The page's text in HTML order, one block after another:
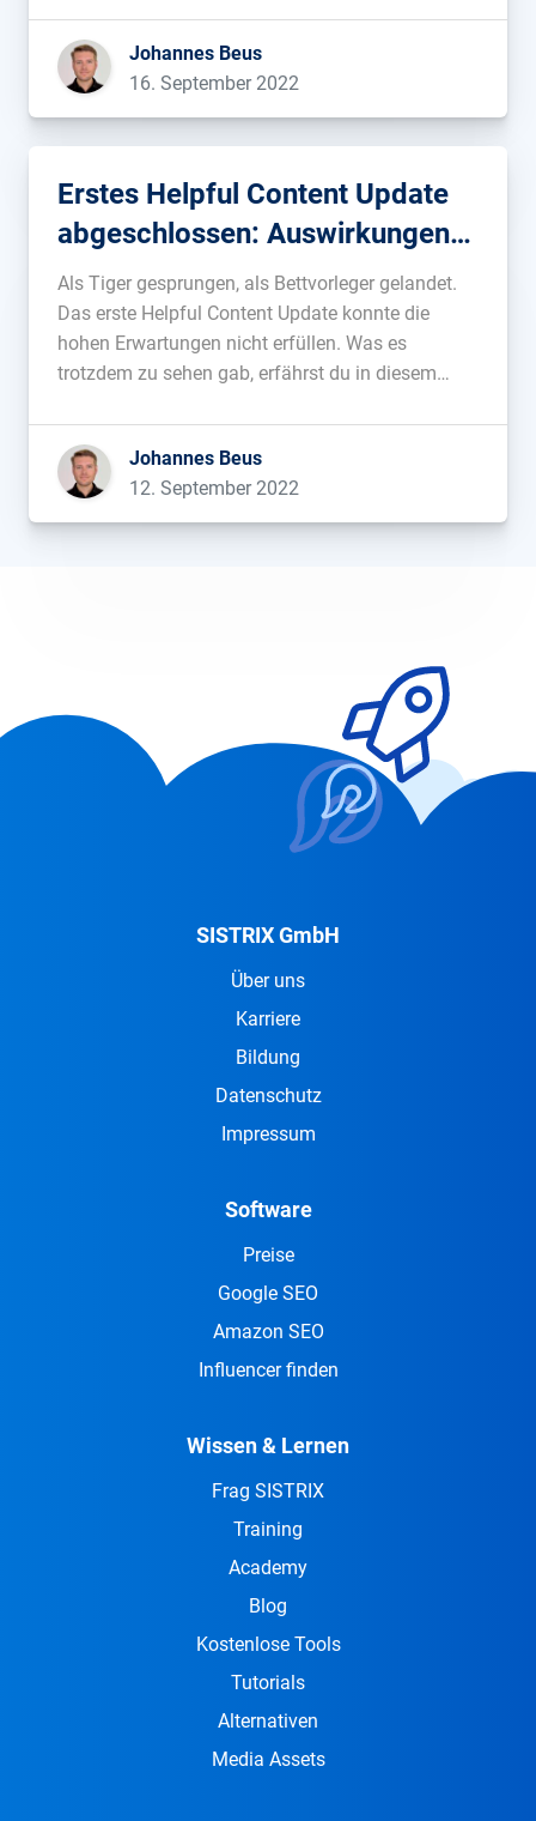
Johannes Beus
16. September 2022
Erstes Helpful Content Update
abgeschlossen: Auswirkungen
geringer als erwartet
Als Tiger gesprungen, als Bettvorleger gelandet.
Das erste Helpful Content Update konnte die
hohen Erwartungen nicht erfüllen. Was es
trotzdem zu sehen gab, erfährst du in diesem
Johannes Beus
12. September 2022
SISTRIX GmbH
Über uns
Karriere
Bildung
Datenschutz
Impressum
Software
Preise
Google SEO
Amazon SEO
Influencer finden
Wissen & Lernen
Frag SISTRIX
Training
Academy
Blog
Kostenlose Tools
Tutorials
Alternativen
Media Assets